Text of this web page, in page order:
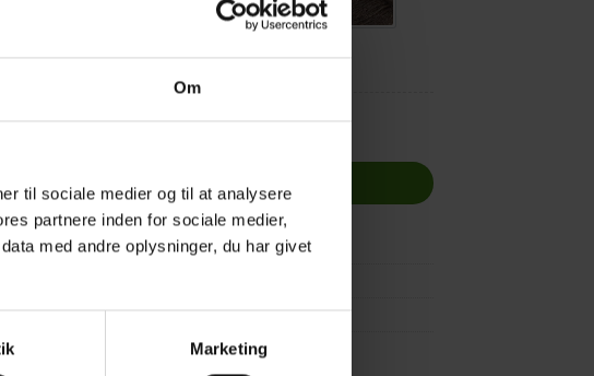
Om
til sociale medier og til at analysere
partnere inden for sociale medier,
med andre oplysninger, du har givet
Marketing
oatmeal 154Pussy Willow 390
Truffle 294Donkey 383
TILFØJ TIL KURV
Tilføj til ønskeliste
,Strikkeopskrifter
i Supersoft